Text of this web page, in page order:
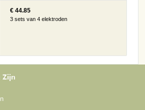
€ 44.85
3 sets van 4 elektroden
Zijn